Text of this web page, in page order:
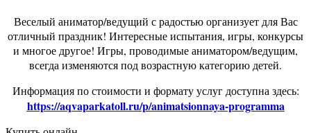
Веселый аниматор/ведущий с радостью организует для Вас
отличный праздник! Интересные испытания, игры, конкурсы
и многое другое! Игры, проводимые аниматором/ведущим,
всегда изменяются под возрастную категорию детей.
Информация по стоимости и формату услуг доступна здесь:
https://aqvaparkatoll.ru/p/animatsionnaya-programma